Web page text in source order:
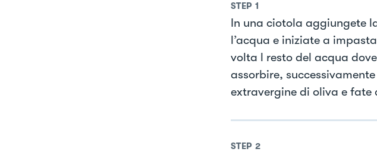
STEP 1
In una ciotola aggiungete
l’acqua e iniziate a
volta l resto del acqua
assorbire,
extravergine di oliva e fate
STEP 2